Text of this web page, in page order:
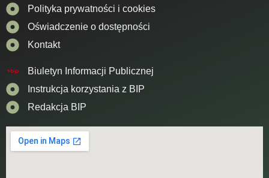
Polityka prywatności i cookies
Oświadczenie o dostępności
Kontakt
Biuletyn Informacji Publicznej
Instrukcja korzystania z BIP
Redakcja BIP